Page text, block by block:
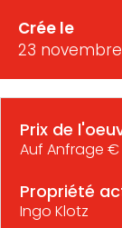
Crée le
23
Prix de
Auf Anfrage €
Propriété
Ingo Klotz